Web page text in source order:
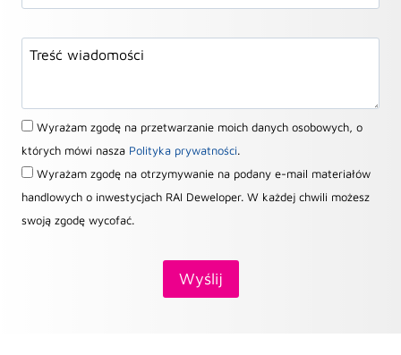
Wyrażam zgodę na przetwarzanie moich danych osobowych, o
których mówi nasza Polityka prywatności.
Wyrażam zgodę na otrzymywanie na podany e-mail materiałów
handlowych o inwestycjach RAI Deweloper. W każdej chwili możesz
swoją zgodę wycofać.